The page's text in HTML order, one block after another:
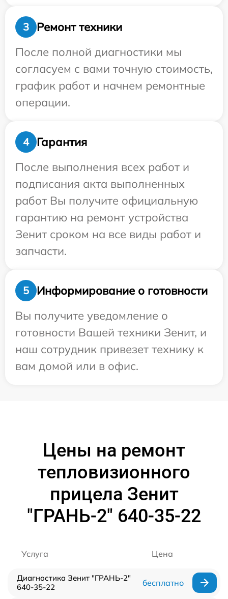
3
Ремонт техники
После полной диагностики мы
согласуем с вами точную стоимость,
график работ и начнем ремонтные
операции.
4
Гарантия
После выполнения всех работ и
подписания акта выполненных
работ Вы получите официальную
гарантию на ремонт устройства
Зенит сроком на все виды работ и
запчасти.
5
Информирование о готовности
Вы получите уведомление о
готовности Вашей техники Зенит, и
наш сотрудник привезет технику к
вам домой или в офис.
Цены на ремонт
тепловизионного
прицела Зенит
"ГРАНЬ-2" 640-35-22
Услуга Цена
Диагностика Зенит "ГРАНЬ-2"
640-35-22
бесплатно